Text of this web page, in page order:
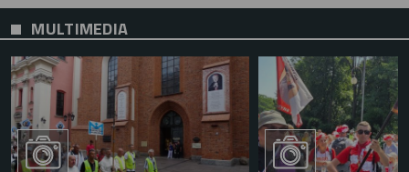
MULTIMEDIA